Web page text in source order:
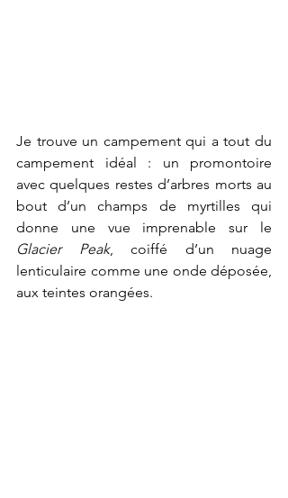
Je trouve un campement qui a tout du
campement idéal : un promontoire
avec quelques restes d’arbres morts au
bout d’un champs de myrtilles qui
Glacier Peak, coiffé d’un nuage
lenticulaire comme une onde déposée,
aux teintes orangées.